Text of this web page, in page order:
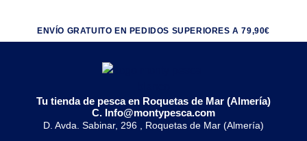
ENVÍO GRATUITO EN PEDIDOS SUPERIORES A 79,90€
Tu tienda de pesca en Roquetas de Mar (Almería)
C. Info@montypesca.com
D. Avda. Sabinar, 296 , Roquetas de Mar (Almería)